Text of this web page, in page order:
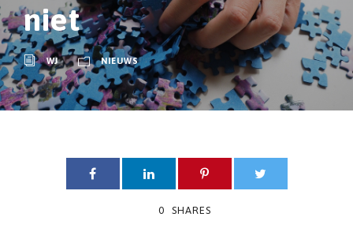
n
h
o
u
d
niet
WJ NIEUWS
0 SHARES